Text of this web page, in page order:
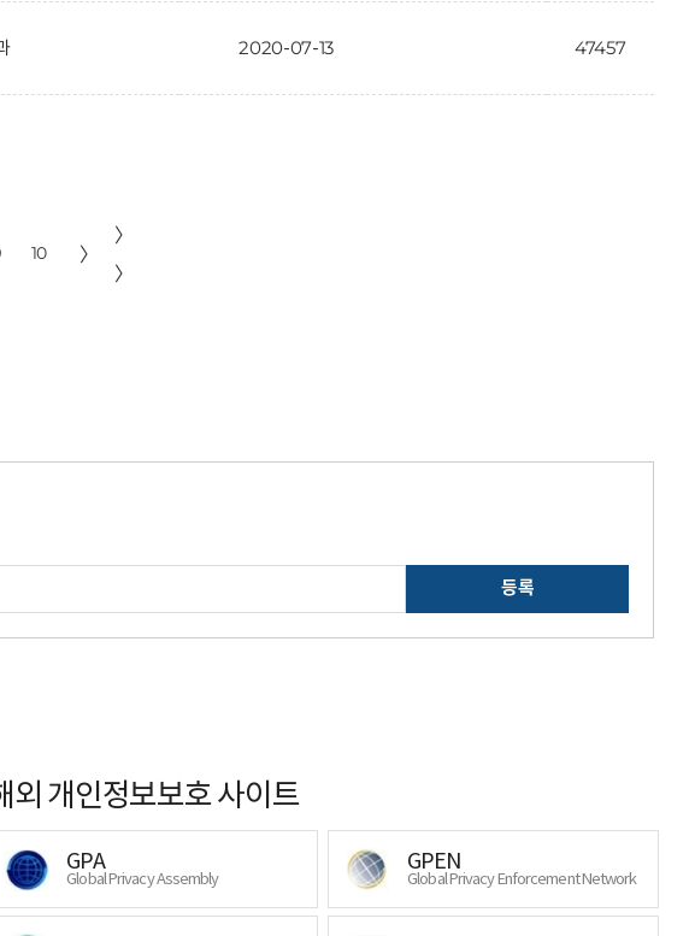
2020-07-13 47457
10 〉
〉
〉
등록
외 개인정보보호 사이트
GPA
Global Privacy Assembly
GPEN
Global Privacy Enforcement Network